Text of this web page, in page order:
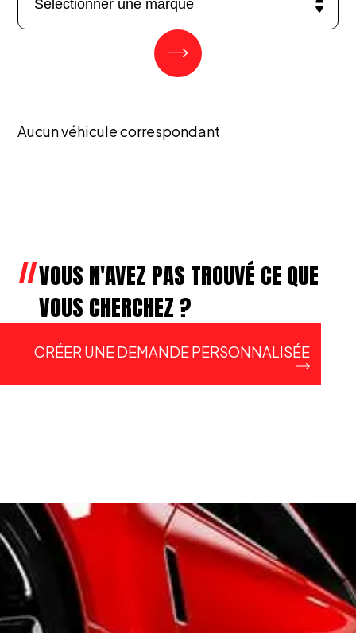
Aucun véhicule correspondant
VOUS N'AVEZ PAS TROUVÉ CE QUE
VOUS CHERCHEZ ?
CRÉER UNE DEMANDE PERSONNALISÉE